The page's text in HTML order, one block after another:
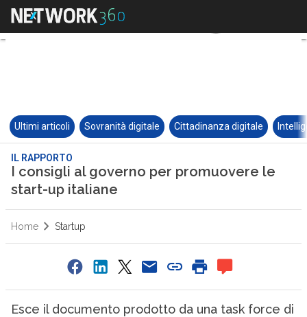
Ultimi articoli Sovranità digitale Cittadinanza digitale
IL RAPPORTO
I consigli al governo per promuovere le
start-up italiane
Home Startup
Esce il documento prodotto da una task force di